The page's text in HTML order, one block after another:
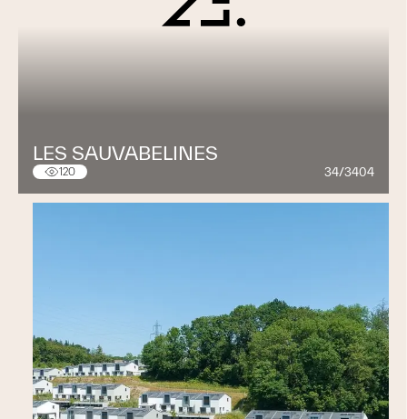
LES SAUVABELINES
120 34/3404